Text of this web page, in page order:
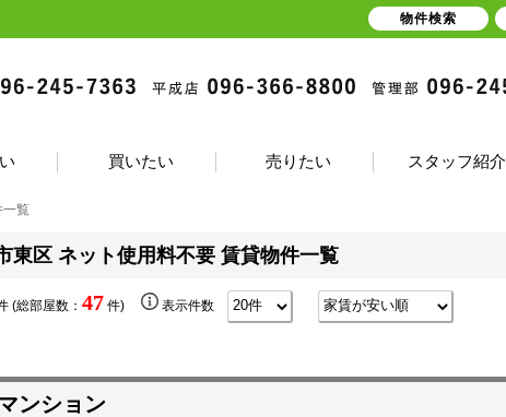
買いたい 売りたい スタッフ紹介
一覧
東区 ネット使用料不要 賃貸物件一覧
(総部屋数： 47 件) 表示件数
ンション
物件検索